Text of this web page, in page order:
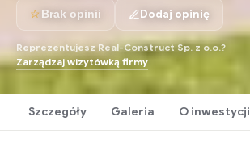
☆ Brak opinii Dodaj opinię
Reprezentujesz Real-Construct Sp. z o.o.?
Zarządzaj wizytówką firmy
Szczegóły Galeria O inwestycji